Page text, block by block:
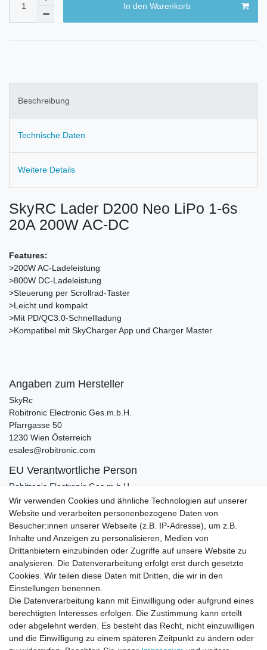
In den Warenkorb
Beschreibung
Technische Daten
Weitere Details
SkyRC Lader D200 Neo LiPo 1-6s
20A 200W AC-DC
Features:
>200W AC-Ladeleistung
>800W DC-Ladeleistung
>Steuerung per Scrollrad-Taster
>Leicht und kompakt
>Mit PD/QC3.0-Schnellladung
>Kompatibel mit SkyCharger App und Charger Master
Angaben zum Hersteller
SkyRc
Robitronic Electronic Ges.m.b.H.
Pfarrgasse 50
1230 Wien Österreich
esales@robitronic.com
EU Verantwortliche Person
Robitronic Electronic Ges.m.b.H.
Pfarrgasse 50
1230 Wien
esales@robitronic.com
Zubehör
-17%
SkyRC Ladekabel XT60 mit T-Stecker für Akku
T-Buchse
4,99 € *
In den Warenkorb
*inkl. ges. MwSt.zzgl.Versandkosten
Wir verwenden Cookies und ähnliche Technologien auf unserer
Website und verarbeiten personenbezogene Daten von
Besucher:innen unserer Webseite (z.B. IP-Adresse), um z.B.
Inhalte und Anzeigen zu personalisieren, Medien von
Drittanbietern einzubinden oder Zugriffe auf unsere Website zu
analysieren. Die Datenverarbeitung erfolgt erst durch gesetzte
Cookies. Wir teilen diese Daten mit Dritten, die wir in den
Einstellungen benennen.
Die Datenverarbeitung kann mit Einwilligung oder aufgrund eines
berechtigten Interesses erfolgen. Die Zustimmung kann erteilt
oder abgelehnt werden. Es besteht das Recht, nicht einzuwilligen
und die Einwilligung zu einem späteren Zeitpunkt zu ändern oder